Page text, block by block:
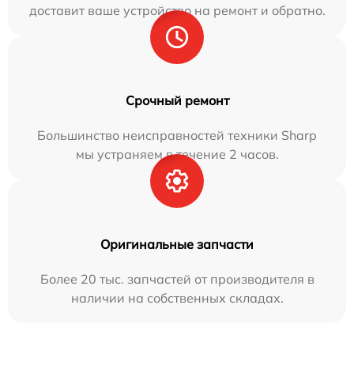
доставит ваше устройство на ремонт и обратно.
Срочный ремонт
Большинство неисправностей техники Sharp
мы устраняем в течение 2 часов.
Оригинальные запчасти
Более 20 тыс. запчастей от производителя в
наличии на собственных складах.